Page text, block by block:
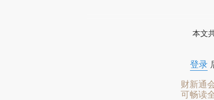
本文
登录
财新通
可畅读